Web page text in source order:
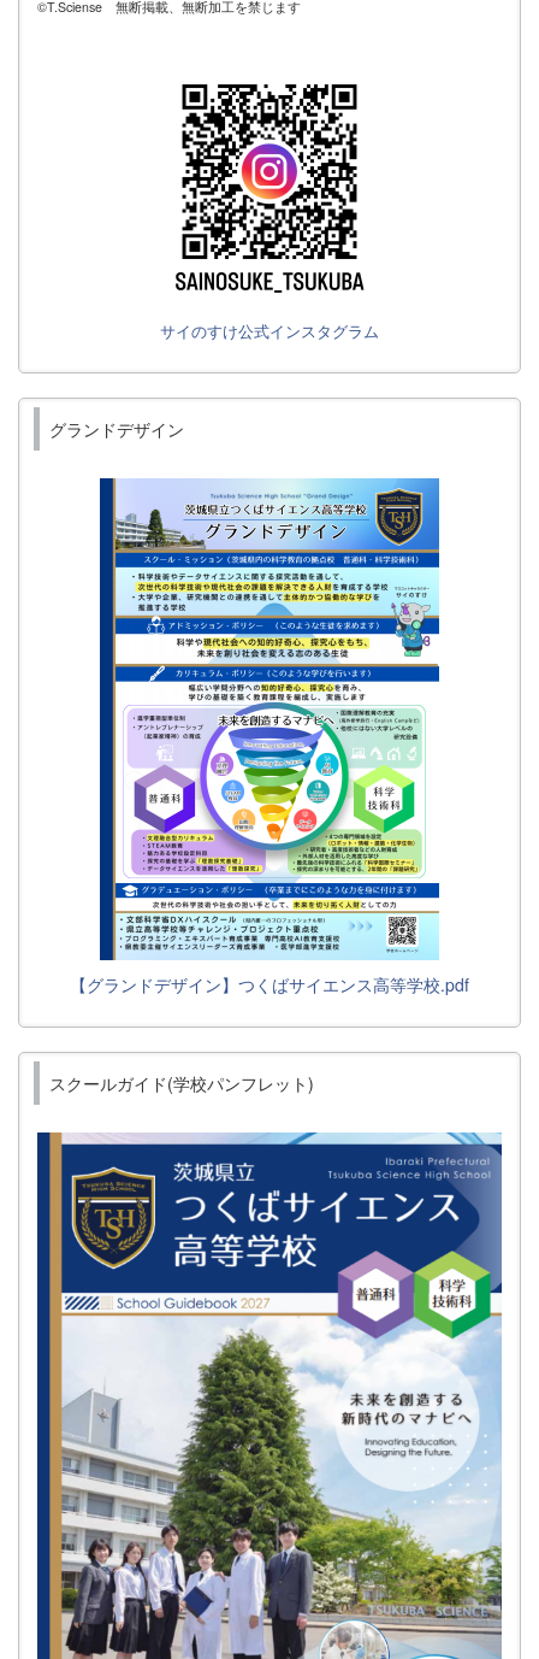
©T.Sciense 無断掲載、無断加工を禁じます
サイのすけ公式インスタグラム
グランドデザイン
【グランドデザイン】つくばサイエンス高等学校.pdf
スクールガイド(学校パンフレット)